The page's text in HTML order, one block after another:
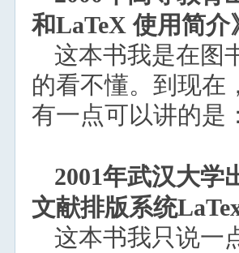
和LaTeX使用简介
这本书我是在图
的看不懂。到现在
有一点可以讲的是
2001年武汉大学
文献排版系统
这本书我只说一